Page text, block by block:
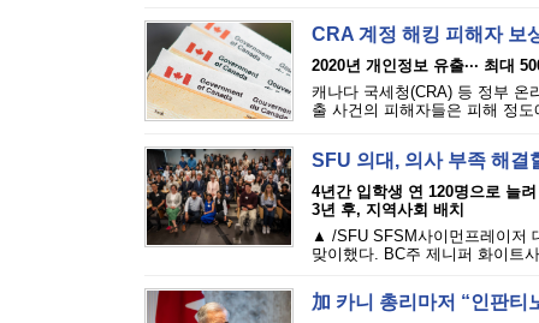
CRA 계정 해킹 피해자 보
2020년 개인정보 유출··· 최대
캐나다 국세청(CRA) 등 정부 온
출 사건의 피해자들은 피해 정
SFU 의대, 의사 부족 해
4년간 입학생 연 120명으로 늘려
3년 후, 지역사회 배치
▲ /SFU SFSM사이먼프레이저
맞이했다. BC주 제니퍼 화이트
加 카니 총리마저 “인판티